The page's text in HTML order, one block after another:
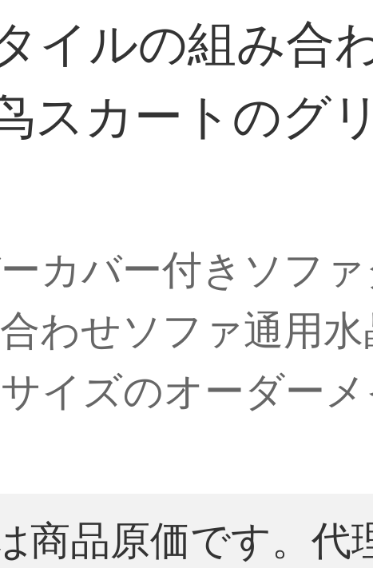
イルの組み合
スカートのグ
カバー付きソフ
わせソファ通用水
イズのオーダー
商品原価です。代